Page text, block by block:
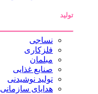
تولید
نساجی
فلزکاری
مبلمان
صنایع غذایی
تولید نوشیدنی
هدایای سازمانی